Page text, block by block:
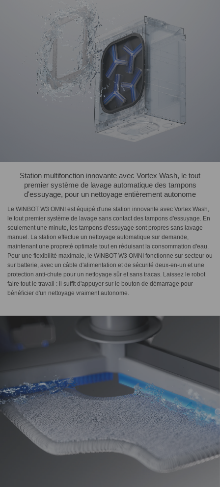
Station multifonction innovante avec Vortex Wash, le tout
premier système de lavage automatique des tampons
d'essuyage, pour un nettoyage entièrement autonome
Le WINBOT W3 OMNI est équipé d'une station innovante avec Vortex Wash,
le tout premier système de lavage sans contact des tampons d'essuyage. En
seulement une minute, les tampons d'essuyage sont propres sans lavage
manuel. La station effectue un nettoyage automatique sur demande,
maintenant une propreté optimale tout en réduisant la consommation d'eau.
Pour une flexibilité maximale, le WINBOT W3 OMNI fonctionne sur secteur ou
sur batterie, avec un câble d'alimentation et de sécurité deux-en-un et une
protection anti-chute pour un nettoyage sûr et sans tracas. Laissez le robot
faire tout le travail : il suffit d'appuyer sur le bouton de démarrage pour
bénéficier d'un nettoyage vraiment autonome.